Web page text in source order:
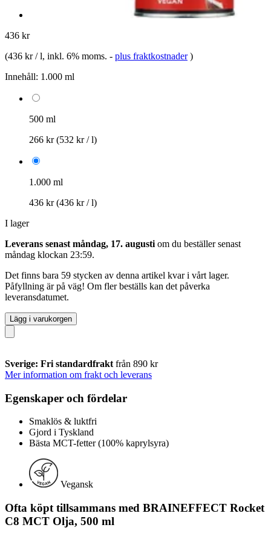
436 kr
(436 kr / l, inkl. 6% moms. - plus fraktkostnader )
Innehåll: 1.000 ml
500 ml
266 kr(532 kr / l)
1.000 ml
436 kr(436 kr / l)
I lager
Leverans senast måndag, 17. augusti om du beställer senast
måndag klockan 23:59.
Det finns bara 59 stycken av denna artikel kvar i vårt lager.
Påfyllning är på väg! Om fler beställs kan det påverka
leveransdatumet.
Lägg i varukorgen
Sverige: Fri standardfrakt från 890 kr
Mer information om frakt och leverans
Egenskaper och fördelar
Smaklös & luktfri
Gjord i Tyskland
Bästa MCT-fetter (100% kaprylsyra)
Vegansk
Ofta köpt tillsammans med BRAINEFFECT Rocket
C8 MCT Olja, 500 ml